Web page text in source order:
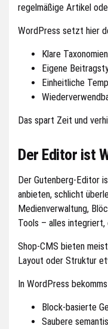
regelmäßige Artikel
WordPress setzt hier
Klare Taxonomien
Eigene
Einheitliche
Das spart Zeit und
Der Editor ist
Der Gutenberg-Editor
anbieten, schlicht
Medienverwaltung,
Tools – alles integriert,
Shop-CMS bieten
Layout oder Struktur
In WordPress
Block-basierte
Saubere